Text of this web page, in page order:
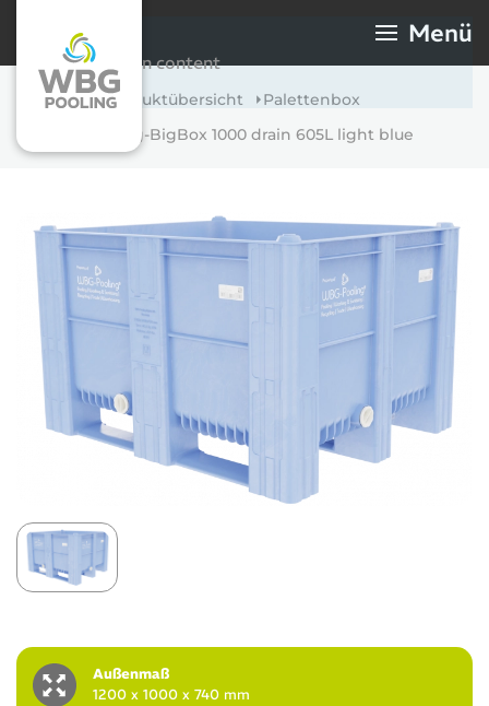
Skip to main content
Menü
WBG-Pooling-BigBox
1000 drain 605L light
blue
Home Produktübersicht
Palettenbox
WBG-Pooling-BigBox 1000 drain 605L light blue
Außenmaß
1200 x 1000 x 740 mm